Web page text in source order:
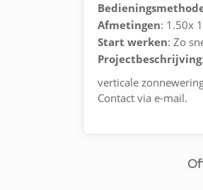
Afmetingen: 1.50x
Start werken: Zo
Projectbeschrijving:
verticale
Contact via e-mail.